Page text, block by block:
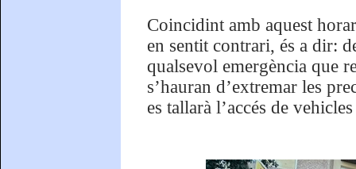
Coincidint amb aquest
en sentit contrari, és a dir:
qualsevol emergència que
s’hauran d’extremar les
es tallarà l’accés de